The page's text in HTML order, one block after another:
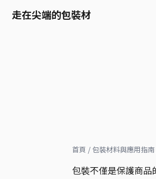
走在尖端的包裝材
首頁 / 包裝材料與應用指南
包裝不僅是保護商